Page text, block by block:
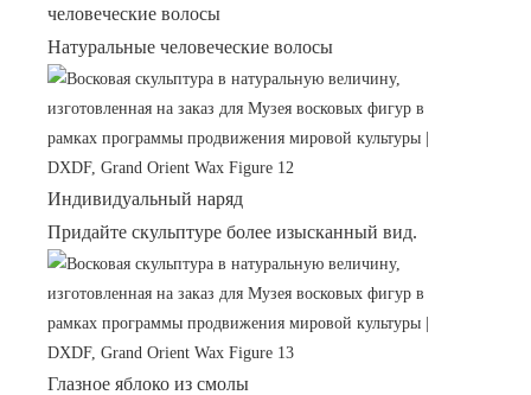
человеческие волосы
Натуральные человеческие волосы
Индивидуальный наряд
Придайте скульптуре более изысканный вид.
Глазное яблоко из смолы